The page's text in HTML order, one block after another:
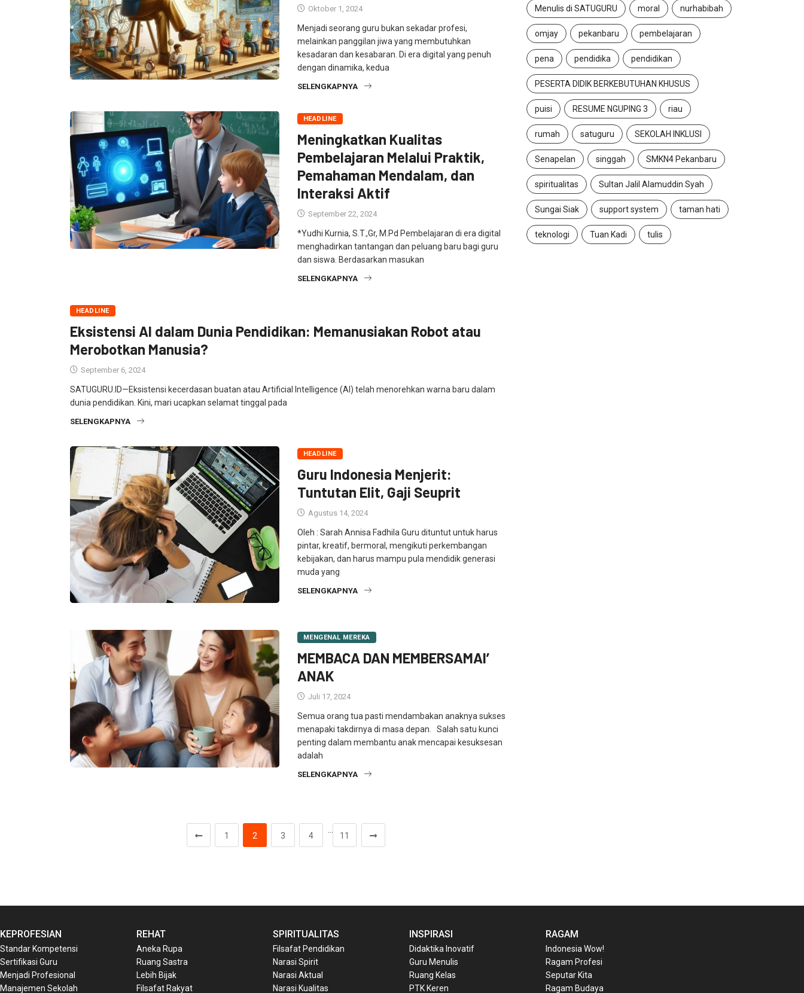
Oktober 1, 2024
Menjadi seorang guru bukan sekadar profesi,
melainkan panggilan jiwa yang membutuhkan
kesadaran dan kesabaran. Di era digital yang penuh
dengan dinamika, kedua
SELENGKAPNYA
HEADLINE
Meningkatkan Kualitas
Pembelajaran Melalui Praktik,
Pemahaman Mendalam, dan
Interaksi Aktif
September 22, 2024
*Yudhi Kurnia, S.T.,Gr, M.Pd Pembelajaran di era digital
menghadirkan tantangan dan peluang baru bagi guru
dan siswa. Berdasarkan masukan
SELENGKAPNYA
HEADLINE
Eksistensi AI dalam Dunia Pendidikan: Memanusiakan Robot atau
Merobotkan Manusia?
September 6, 2024
SATUGURU.ID—Eksistensi kecerdasan buatan atau Artificial Intelligence (AI) telah menorehkan warna baru dalam
dunia pendidikan. Kini, mari ucapkan selamat tinggal pada
SELENGKAPNYA
HEADLINE
Guru Indonesia Menjerit:
Tuntutan Elit, Gaji Seuprit
Agustus 14, 2024
Oleh : Sarah Annisa Fadhila Guru dituntut untuk harus
pintar, kreatif, bermoral, mengikuti perkembangan
kebijakan, dan harus mampu pula mendidik generasi
muda yang
SELENGKAPNYA
MENGENAL MEREKA
MEMBACA DAN MEMBERSAMAI’
ANAK
Juli 17, 2024
Semua orang tua pasti mendambakan anaknya sukses
menapaki takdirnya di masa depan. Salah satu kunci
penting dalam membantu anak mencapai kesuksesan
adalah
SELENGKAPNYA
1 2 3 4 11
Menulis di SATUGURU moral nurhabibah
omjay pekanbaru pembelajaran
pena pendidika pendidikan
PESERTA DIDIK BERKEBUTUHAN KHUSUS
puisi RESUME NGUPING 3 riau
rumah satuguru SEKOLAH INKLUSI
Senapelan singgah SMKN4 Pekanbaru
spiritualitas Sultan Jalil Alamuddin Syah
Sungai Siak support system taman hati
teknologi Tuan Kadi tulis
KEPROFESIAN
Standar Kompetensi
Sertifikasi Guru
Menjadi Profesional
Manajemen Sekolah
REHAT
Aneka Rupa
Ruang Sastra
Lebih Bijak
Filsafat Rakyat
SPIRITUALITAS
Filsafat Pendidikan
Narasi Spirit
Narasi Aktual
Narasi Kualitas
INSPIRASI
Didaktika Inovatif
Guru Menulis
Ruang Kelas
PTK Keren
RAGAM
Indonesia Wow!
Ragam Profesi
Seputar Kita
Ragam Budaya